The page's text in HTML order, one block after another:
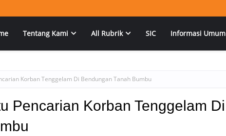
Tentang Kami All Rubrik SIC Informasi Umum
Korban Tenggelam Di Bendungan Tanah Bumbu
Pencarian Korban Tenggelam Di